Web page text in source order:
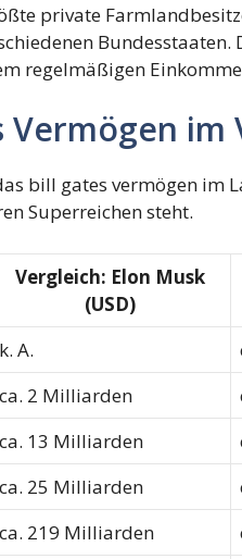
private
Bundesstaaten.
regelmäßigen
Vermögen im
bill gates vermögen im
Superreichen steht.
Vergleich: Elon Musk
(USD)
k. A.
ca. 2 Milliarden
ca. 13 Milliarden
ca. 25 Milliarden
ca. 219 Milliarden